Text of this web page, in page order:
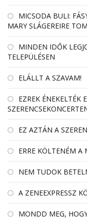
MICSODA BULI:
MARY SLÁGEREIRE
MINDEN IDŐK
TELEPÜLÉSEN
ELÁLLT A SZAVAM!
EZREK ÉNEKELTÉK
EZ AZTÁN A
ERRE KÖLTENÉM A
NEM TUDOK
A ZENEEXPRESSZ
MONDD MEG,